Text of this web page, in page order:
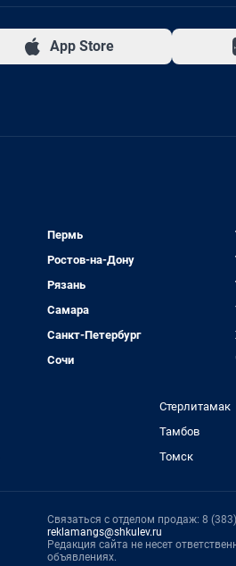
App Store
Пермь
Ростов-на-Дону
Рязань
Самара
Санкт-Петербург
Сочи
Стерлитамак
Тамбов
Томск
Связаться с отделом продаж: 8
reklamangs@shkulev.ru
Редакция сайта не несет
объявлениях.